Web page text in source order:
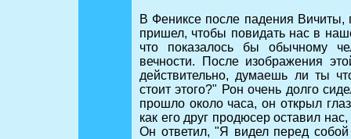
В Фениксе после падения Вичиты,
пришел, чтобы повидать нас в
что показалось бы обычному
вечности. После изображения
действительно, думаешь ли ты
стоит этого?" Рон очень долго
прошло около часа, он открыл
как его друг продюсер оставил
Он ответил, "Я видел перед